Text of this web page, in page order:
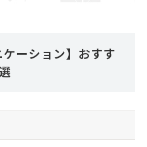
ケーション】おすす